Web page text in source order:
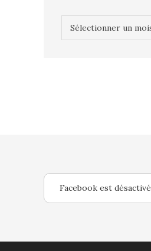
Facebook est désactivé